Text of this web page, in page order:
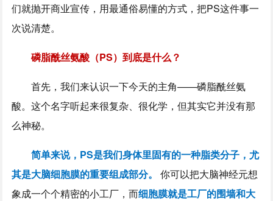
们就抛开商业宣传，用最通俗易懂的方式，把PS这件事一
次说清楚。
磷脂酰丝氨酸（PS）到底是什么？
首先，我们来认识一下今天的主角——磷脂酰丝氨
酸。这个名字听起来很复杂、很化学，但其实它并没有那
么神秘。
简单来说，PS是我们身体里固有的一种脂类分子，尤
其是大脑细胞膜的重要组成部分。
你可以把大脑神经元想
象成一个个精密的小工厂，而细胞膜就是工厂的围墙和大